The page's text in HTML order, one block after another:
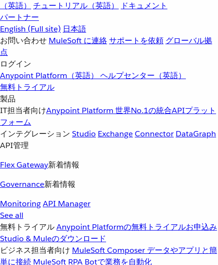
（英語）
チュートリアル（英語）
ドキュメント
パートナー
English (Full site) 日本語
お問い合わせ MuleSoft に連絡サポートを依頼 グローバル拠
点
ログイン
Anypoint Platform（英語） ヘルプセンター（英語）
無料トライアル
製品
IT担当者向けAnypoint Platform 世界No.1の統合APIプラット
フォーム
インテグレーション Studio ExchangeConnector DataGraph
API管理
Flex Gateway新着情報
Governance新着情報
MonitoringAPI Manager
See all
無料トライアルAnypoint Platformの無料トライアルお申込み
Studio & Muleのダウンロード
ビジネス担当者向け MuleSoft Composer データやアプリと簡
単に接続 MuleSoft RPA Botで業務を自動化